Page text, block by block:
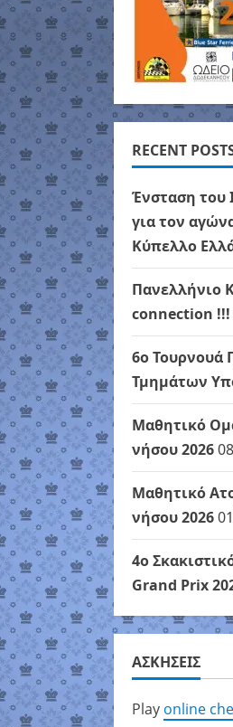
RECENT
Ένσταση του
για τον
Κύπελλο
Πανελλήνιο
connection !!!
6ο Τουρνουά
Τμημάτων
Μαθητικό
νήσου 2026
Μαθητικό
νήσου 2026
4ο
Grand Prix
ΑΣΚΗΣΕΙΣ
Play online